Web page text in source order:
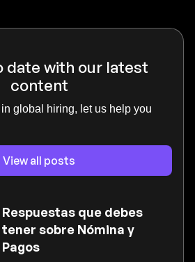
date with our latest
content
global hiring, let us help you
View all posts
Respuestas que debes
tener sobre Nómina y
Pagos